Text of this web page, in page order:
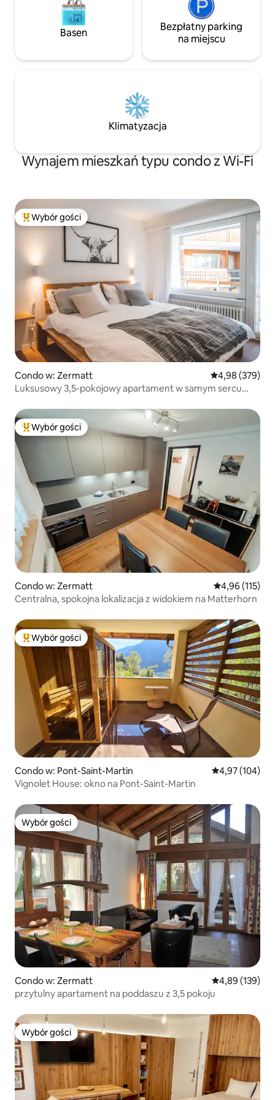
Basen
Bezpłatny parking
na miejscu
Klimatyzacja
Wynajem mieszkań typu condo z Wi-Fi
Najpopularniejsze z kategorii Wybór gości
Wybór gości
Condo w: Zermatt Średnia
4,98 (379)
Luksusowy 3,5-pokojowy apartament w samym sercu
Najpopularniejsze z kategorii Wybór gości
Wybór gości
Condo w: Zermatt Średnia
4,96 (115)
Centralna, spokojna lokalizacja z widokiem na Matterhorn
Najpopularniejsze z kategorii Wybór gości
Wybór gości
Condo w: Pont-Saint-Martin Średnia
4,97 (104)
Vignolet House: okno na Pont-Saint-Martin
Wybór gości
Wybór gości
Condo w: Zermatt Średnia
4,89 (139)
przytulny apartament na poddaszu z 3,5 pokoju
Wybór gości
Wybór gości